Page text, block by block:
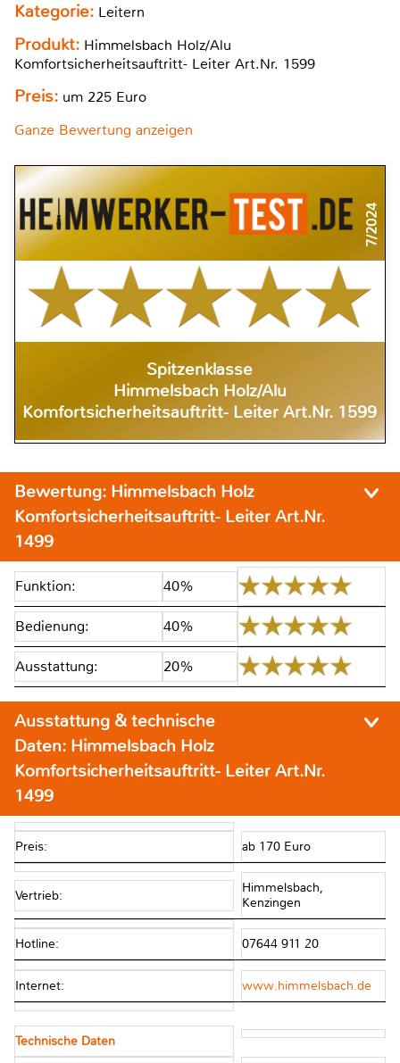
Kategorie: Leitern
Produkt: Himmelsbach Holz/Alu
Komfortsicherheitsauftritt- Leiter Art.Nr. 1599
Preis: um 225 Euro
Ganze Bewertung anzeigen
7/2024
Spitzenklasse
Himmelsbach Holz/Alu
Komfortsicherheitsauftritt- Leiter Art.Nr. 1599
Bewertung: Himmelsbach Holz
Komfortsicherheitsauftritt- Leiter Art.Nr.
1499
Funktion: 40%
Bedienung: 40%
Ausstattung: 20%
Ausstattung & technische
Daten: Himmelsbach Holz
Komfortsicherheitsauftritt- Leiter Art.Nr.
1499
Preis: ab 170 Euro
Vertrieb:
Himmelsbach,
Kenzingen
Hotline: 07644 911 20
Internet: www.himmelsbach.de
Technische Daten